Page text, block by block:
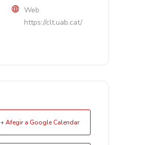
Web
https://clt.uab.cat/
+ Afegir a Google Calendar